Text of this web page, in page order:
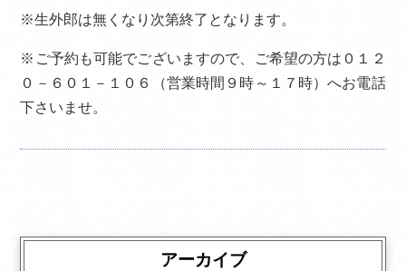
※生外郎は無くなり次第終了となります。
※ご予約も可能でございますので、ご希望の方は０１２
０－６０１－１０６（営業時間９時～１７時）へお電話
下さいませ。
アーカイブ